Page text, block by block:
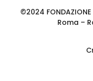
©2024
Roma –